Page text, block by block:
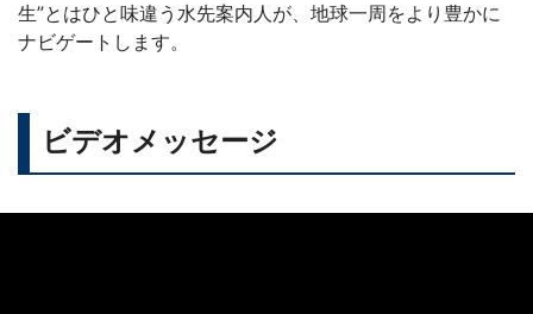
生”とはひと味違う水先案内人が、地球一周をより豊かに
ナビゲートします。
ビデオメッセージ